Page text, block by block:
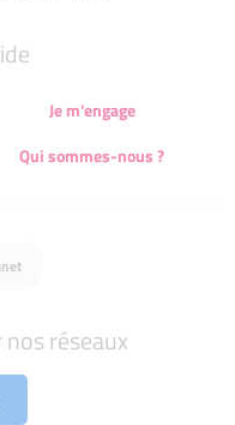
Je m'engage
Qui sommes-nous ?
réseaux